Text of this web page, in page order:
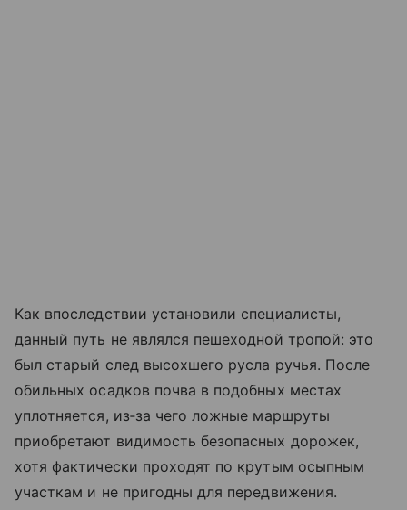
Как впоследствии установили специалисты,
данный путь не являлся пешеходной тропой: это
был старый след высохшего русла ручья. После
обильных осадков почва в подобных местах
уплотняется, из‑за чего ложные маршруты
приобретают видимость безопасных дорожек,
хотя фактически проходят по крутым осыпным
участкам и не пригодны для передвижения.